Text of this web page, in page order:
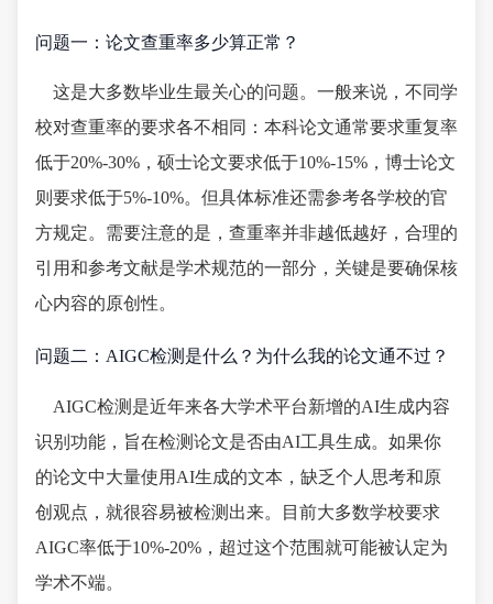
问题一：论文查重率多少算正常？
这是大多数毕业生最关心的问题。一般来说，不同学
校对查重率的要求各不相同：本科论文通常要求重复率
低于20%-30%，硕士论文要求低于10%-15%，博士论文
则要求低于5%-10%。但具体标准还需参考各学校的官
方规定。需要注意的是，查重率并非越低越好，合理的
引用和参考文献是学术规范的一部分，关键是要确保核
心内容的原创性。
问题二：AIGC检测是什么？为什么我的论文通不过？
AIGC检测是近年来各大学术平台新增的AI生成内容
识别功能，旨在检测论文是否由AI工具生成。如果你
的论文中大量使用AI生成的文本，缺乏个人思考和原
创观点，就很容易被检测出来。目前大多数学校要求
AIGC率低于10%-20%，超过这个范围就可能被认定为
学术不端。